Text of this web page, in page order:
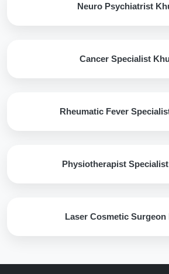
Neuro Psychiatrist
Cancer Specialist
Rheumatic Fever
Physiotherapist
Laser Cosmetic Surgeon